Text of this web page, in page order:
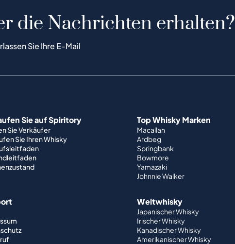
die Nachrichten erhalten?
Sie Ihre E-Mail
Sie auf Spiritory
Sie Verkäufer
Sie Ihren Whisky
Top Whisky Marken
Macallan
Ardbeg
Springbank
Bowmore
Yamazaki
Johnnie Walker
Weltwhisky
Japanischer Whisky
Irischer Whisky
Kanadischer Whisky
Amerikanischer Whisky